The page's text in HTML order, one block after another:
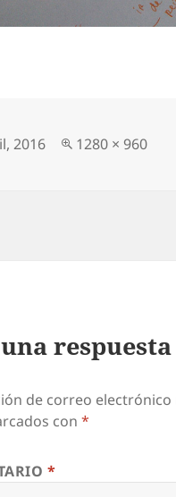
2016
Tamaño
1280 × 960
respuesta
de correo
con*
*